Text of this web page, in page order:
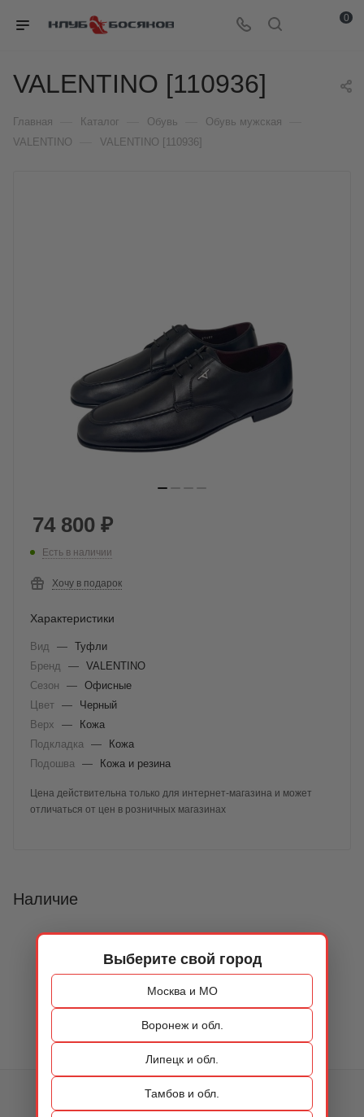
Выберите свой город
Москва и МО
Воронеж и обл.
Липецк и обл.
Тамбов и обл.
0
VALENTINO [110936]
Главная Каталог Обувь Обувь мужская
VALENTINO VALENTINO [110936]
74 800 ₽
Есть в наличии
Хочу в подарок
Характеристики
Вид — Туфли
Бренд
— VALENTINO
Сезон
— Офисные
Цвет —
Черный
Верх
—
Кожа
Подкладка
—
Кожа
Подошва
— Кожа и резина
Цена действительна только для интернет-магазина и может
отличаться от цен в розничных магазинах
Наличие
КАТАЛОГ